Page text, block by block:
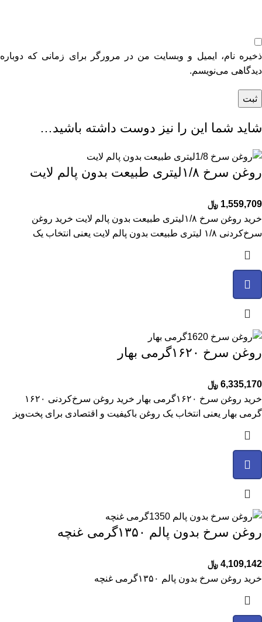
ذخیره نام، ایمیل و وبسایت من در مرورگر برای زمانی که دوباره
دیدگاهی می‌نویسم.
شاید شما این را نیز دوست داشته باشید…
روغن سرخ ۱/۸لیتری طبیعت بدون پالم لایت
1,559,709 ﷼
خرید روغن سرخ ۱/۸لیتری طبیعت بدون پالم لایت خرید روغن
سرخ‌کردنی ۱/۸ لیتری طبیعت بدون پالم لایت یعنی انتخاب یک
روغن سرخ ۱۶۲۰گرمی بهار
6,335,170 ﷼
خرید روغن سرخ ۱۶۲۰گرمی بهار خرید روغن سرخ‌کردنی ۱۶۲۰
گرمی بهار یعنی انتخاب یک روغن باکیفیت و اقتصادی برای پخت‌وپز
روغن سرخ بدون پالم ۱۳۵۰گرمی غنچه
4,109,142 ﷼
خرید روغن سرخ بدون پالم ۱۳۵۰گرمی غنچه